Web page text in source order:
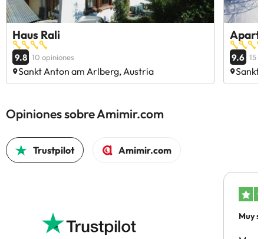
Haus Rali
9.8 10 opiniones
Sankt Anton am Arlberg, Austria
Apart
9.6 15
Sankt
Opiniones sobre Amimir.com
Trustpilot Amimir.com
Muy